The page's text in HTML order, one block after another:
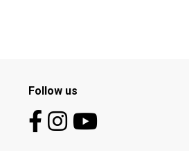
Follow us